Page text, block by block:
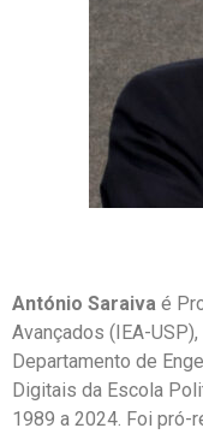
António Saraiva é
Avançados (IEA-
Departamento de
Digitais da Escola
1989 a 2024. Foi pró-